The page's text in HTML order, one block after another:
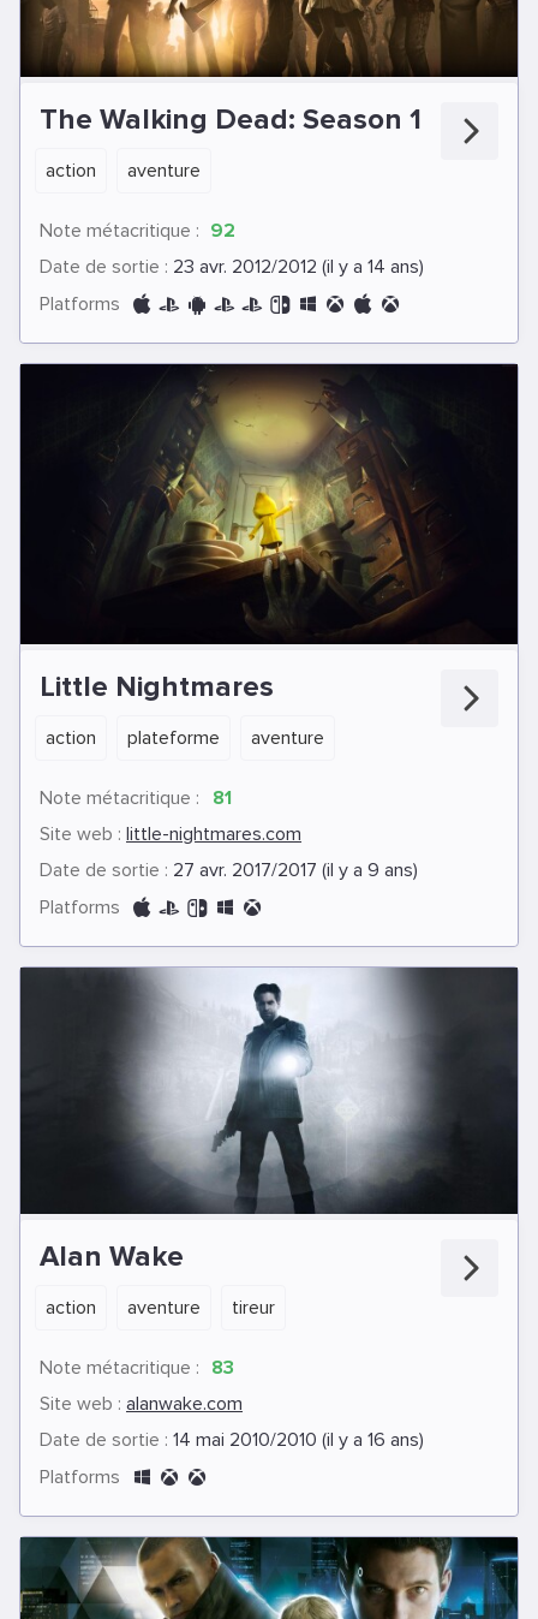
The Walking Dead: Season 1
action aventure
Note métacritique : 92
Date de sortie : 23 avr. 2012/2012 (il y a 14 ans)
Platforms
Little Nightmares
action plateforme aventure
Note métacritique :
81
Site web : little-nightmares.com
Date de sortie : 27 avr. 2017/2017 (il y a 9 ans)
Platforms
Alan Wake
action aventure tireur
Note métacritique : 83
Site web : alanwake.com
Date de sortie : 14 mai 2010/2010 (il y a 16 ans)
Platforms